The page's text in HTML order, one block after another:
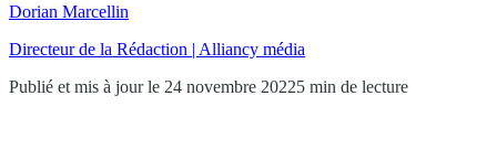
Dorian Marcellin
Directeur de la Rédaction | Alliancy média
Publié et mis à jour le 24 novembre 20225 min de lecture